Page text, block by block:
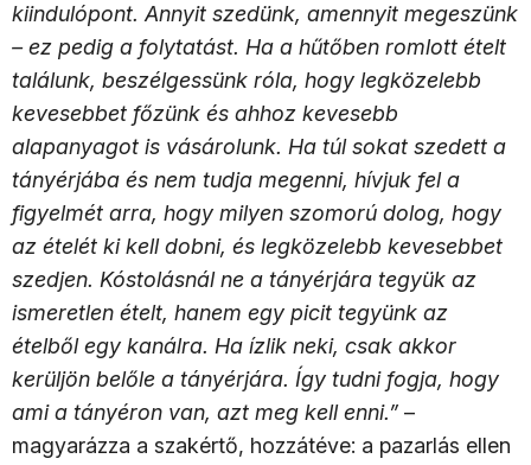
kiindulópont. Annyit szedünk, amennyit megeszünk
– ez pedig a folytatást. Ha a hűtőben romlott ételt
találunk, beszélgessünk róla, hogy legközelebb
kevesebbet főzünk és ahhoz kevesebb
alapanyagot is vásárolunk. Ha túl sokat szedett a
tányérjába és nem tudja megenni, hívjuk fel a
figyelmét arra, hogy milyen szomorú dolog, hogy
az ételét ki kell dobni, és legközelebb kevesebbet
szedjen. Kóstolásnál ne a tányérjára tegyük az
ismeretlen ételt, hanem egy picit tegyünk az
ételből egy kanálra. Ha ízlik neki, csak akkor
kerüljön belőle a tányérjára. Így tudni fogja, hogy
ami a tányéron van, azt meg kell enni.” –
magyarázza a szakértő, hozzátéve: a pazarlás ellen